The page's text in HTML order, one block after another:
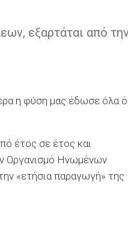
εξαρτάται από
η φύση μας έδωσε όλα
έτος σε έτος και
Οργανισμό Ηνωμένων
«ετήσια παραγωγή» της